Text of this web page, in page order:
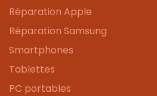
Réparation Apple
Réparation Samsung
Smartphones
Tablettes
PC portables